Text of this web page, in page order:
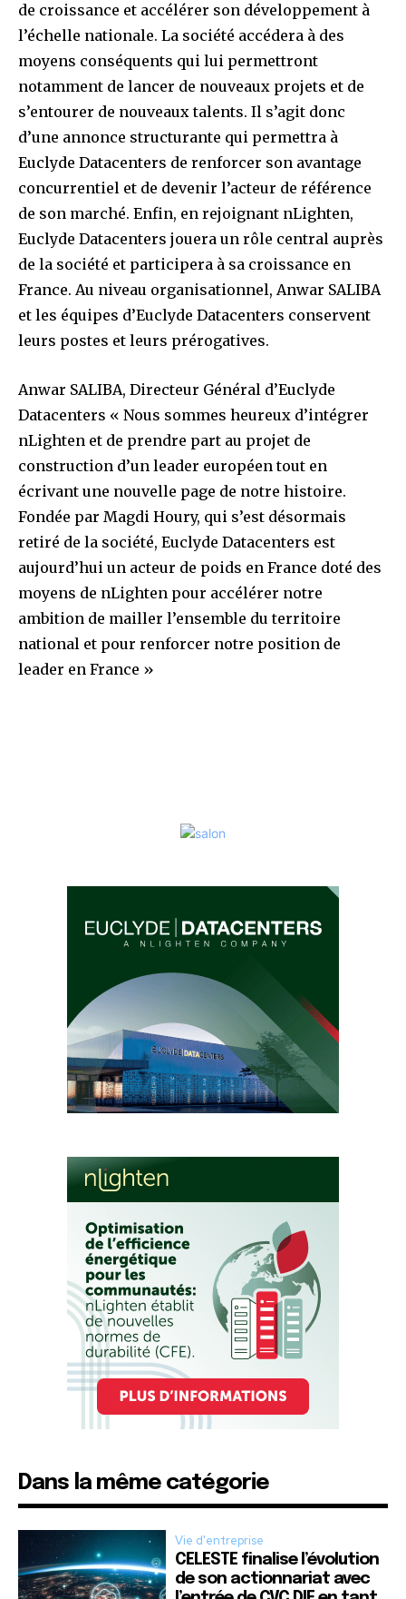
de croissance et accélérer son développement à
l’échelle nationale. La société accédera à des
moyens conséquents qui lui permettront
notamment de lancer de nouveaux projets et de
s’entourer de nouveaux talents. Il s’agit donc
d’une annonce structurante qui permettra à
Euclyde Datacenters de renforcer son avantage
concurrentiel et de devenir l’acteur de référence
de son marché. Enfin, en rejoignant nLighten,
Euclyde Datacenters jouera un rôle central auprès
de la société et participera à sa croissance en
France. Au niveau organisationnel, Anwar SALIBA
et les équipes d’Euclyde Datacenters conservent
leurs postes et leurs prérogatives.
Anwar SALIBA, Directeur Général d’Euclyde
Datacenters « Nous sommes heureux d’intégrer
nLighten et de prendre part au projet de
construction d’un leader européen tout en
écrivant une nouvelle page de notre histoire.
Fondée par Magdi Houry, qui s’est désormais
retiré de la société, Euclyde Datacenters est
aujourd’hui un acteur de poids en France doté des
moyens de nLighten pour accélérer notre
ambition de mailler l’ensemble du territoire
national et pour renforcer notre position de
leader en France »
Dans la même catégorie
Vie d'entreprise
CELESTE finalise l’évolution
de son actionnariat avec